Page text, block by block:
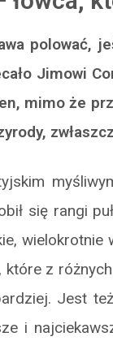
polować,
Jimowi
mimo że
się rangi
wielokrotnie
z
Jest
i